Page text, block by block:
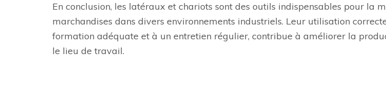
En conclusion, les latéraux et chariots sont des outils indispensables pour la
marchandises dans divers environnements industriels. Leur utilisation
formation adéquate et à un entretien régulier, contribue à améliorer la
le lieu de travail.